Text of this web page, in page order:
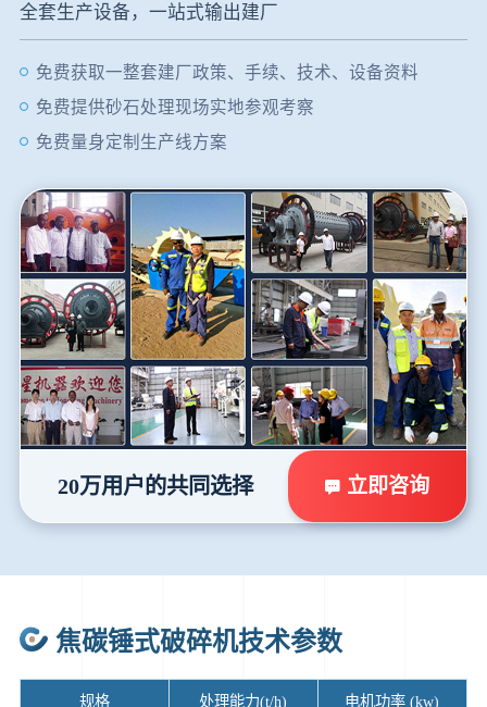
全套生产设备，一站式输出建厂
免费获取一整套建厂政策、手续、技术、设备资料
免费提供砂石处理现场实地参观考察
免费量身定制生产线方案
20万用户的共同选择 立即咨询
焦碳锤式破碎机技术参数
规格 处理能力(t/h) 电机功率 (kw)